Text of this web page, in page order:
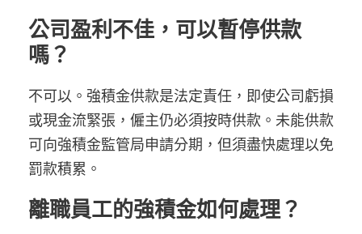
公司盈利不佳，可以暫停供款
嗎？
不可以。強積金供款是法定責任，即使公司虧損
或現金流緊張，僱主仍必須按時供款。未能供款
可向強積金監管局申請分期，但須盡快處理以免
罰款積累。
離職員工的強積金如何處理？